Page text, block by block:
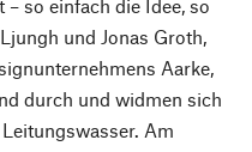
so einfach die Idee, so
und Jonas Groth,
Aarke,
durch und widmen sich
Am